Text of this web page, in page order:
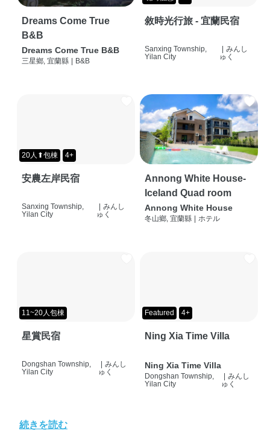
Dreams Come True
B&B
Dreams Come True B&B
三星鄉, 宜蘭縣 | B&B
敘時光行旅 - 宜蘭民宿
Sanxing Township,
Yilan City
| みんし
ゅく
20人⬆包棟 4+
安農左岸民宿
Sanxing Township,
Yilan City
| みんし
ゅく
Annong White House-
Iceland Quad room
Annong White House
冬山鄉, 宜蘭縣 | ホテル
11~20人包棟
星賞民宿
Dongshan Township,
Yilan City
みんし
ゅく
Featured 4+
Ning Xia Time Villa
Ning Xia Time Villa
Dongshan Township,
Yilan City
みんし
ゅく
続きを読む